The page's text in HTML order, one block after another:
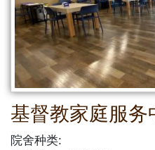
基督教家庭服务
院舍种类: